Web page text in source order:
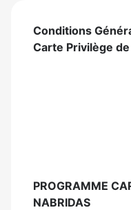
Conditions
Carte Privilège
PROGRAMME
NABRIDAS